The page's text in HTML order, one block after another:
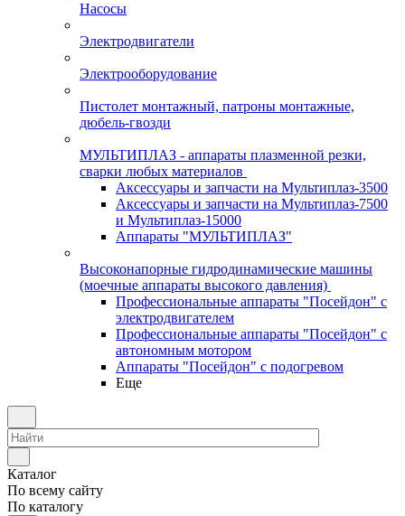
Насосы
Электродвигатели
Электрооборудование
Пистолет монтажный, патроны монтажные,
дюбель-гвозди
МУЛЬТИПЛАЗ - аппараты плазменной резки,
сварки любых материалов
Аксессуары и запчасти на Мультиплаз-3500
Аксессуары и запчасти на Мультиплаз-7500
и Мультиплаз-15000
Аппараты "МУЛЬТИПЛАЗ"
Высоконапорные гидродинамические машины
(моечные аппараты высокого давления)
Профессиональные аппараты "Посейдон" с
электродвигателем
Профессиональные аппараты "Посейдон" с
автономным мотором
Аппараты "Посейдон" с подогревом
Еще
Каталог
По всему сайту
По каталогу